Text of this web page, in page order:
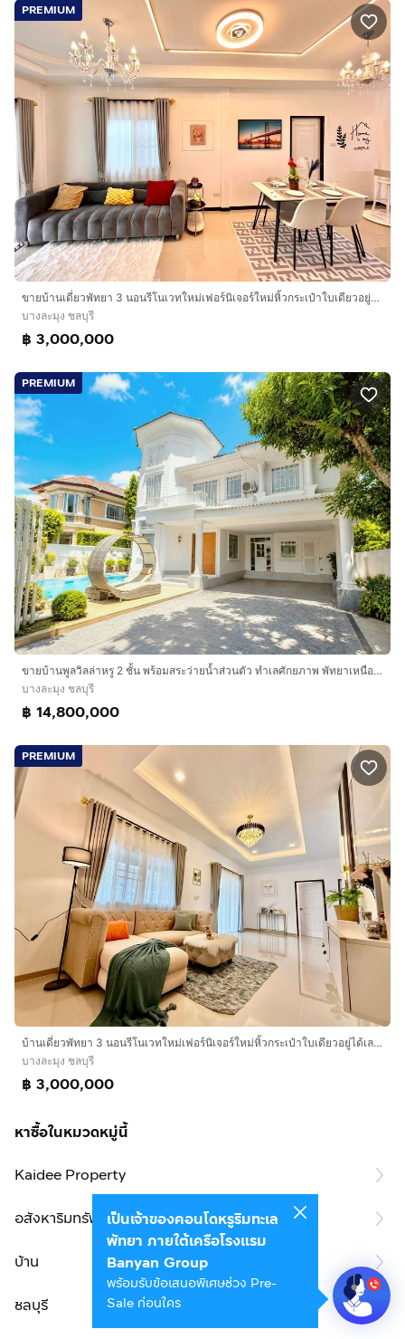
PREMIUM
ขายบ้านเดี่ยวพัทยา 3 นอนรีโนเวทใหม่เฟอร์นิเจอร์ใหม่หิ้วกระเป๋าใบเดียวอยู่ได้เลย เจ้าของขายเอง
บางละมุง ชลบุรี
฿ 3,000,000
PREMIUM
ขายบ้านพูลวิลล่าหรู 2 ชั้น พร้อมสระว่ายน้ำส่วนตัว ทำเลศักยภาพ พัทยาเหนือ ใกล้หาดกระทิงลาย
บางละมุง ชลบุรี
฿ 14,800,000
PREMIUM
บ้านเดี่ยวพัทยา 3 นอนรีโนเวทใหม่เฟอร์นิเจอร์ใหม่หิ้วกระเป๋าใบเดียวอยู่ได้เลย มีบริเวณเดินได้รอบบ้าน น้ำไม่ท่วม
บางละมุง ชลบุรี
฿ 3,000,000
หาซื้อในหมวดหมู่นี้
Kaidee Property
อสังหาริมทรัพย์
บ้าน
ชลบุรี
เป็นเจ้าของคอนโดหรูริมทะเล
พัทยา ภายใต้เครือโรงแรม
Banyan Group
พร้อมรับข้อเสนอพิเศษช่วง Pre-
Sale ก่อนใคร